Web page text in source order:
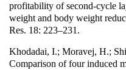
profitability of second-cycle
weight and body weight
Res. 18: 223–231.
Khodadai, I.; Moravej, H.;
Comparison of four induced